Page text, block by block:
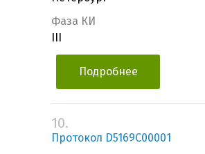
Фаза КИ
Подробнее
10.
Протокол D5169C00001